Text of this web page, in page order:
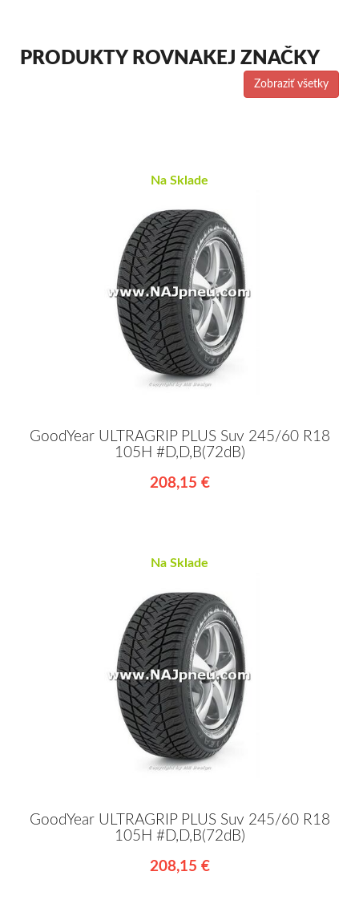
PRODUKTY ROVNAKEJ ZNAČKY
Zobraziť všetky
Na Sklade
GoodYear ULTRAGRIP PLUS Suv 245/60 R18
105H #D,D,B(72dB)
208,15 €
Na Sklade
GoodYear ULTRAGRIP PLUS Suv 245/60 R18
105H #D,D,B(72dB)
208,15 €